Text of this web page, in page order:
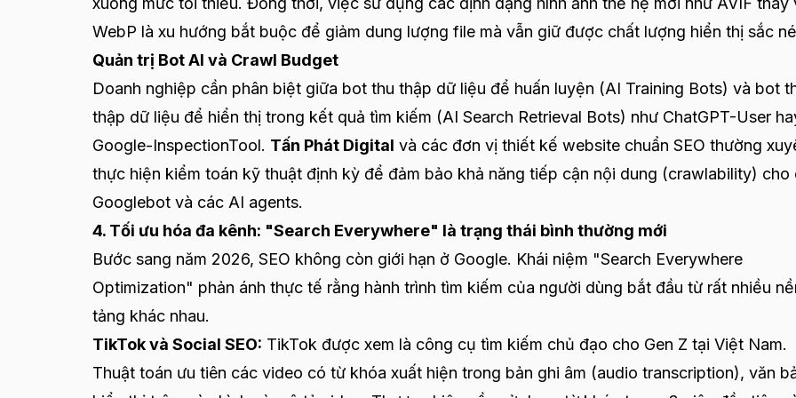
WebP là xu hướng bắt buộc để giảm dung lượng file mà vẫn giữ được chất lượng hiển thị sắc
Quản trị Bot AI và Crawl Budget
Doanh nghiệp cần phân biệt giữa bot thu thập dữ liệu để huấn luyện (AI Training Bots) và bot
thập dữ liệu để hiển thị trong kết quả tìm kiếm (AI Search Retrieval Bots) như ChatGPT-User
Google-InspectionTool. Tấn Phát Digital và các đơn vị thiết kế website chuẩn SEO thường
thực hiện kiểm toán kỹ thuật định kỳ để đảm bảo khả năng tiếp cận nội dung (crawlability) cho
Googlebot và các AI agents.
4. Tối ưu hóa đa kênh: "Search Everywhere" là trạng thái bình thường mới
Bước sang năm 2026, SEO không còn giới hạn ở Google. Khái niệm "Search Everywhere
Optimization" phản ánh thực tế rằng hành trình tìm kiếm của người dùng bắt đầu từ rất nhiều
tảng khác nhau.
TikTok và Social SEO: TikTok được xem là công cụ tìm kiếm chủ đạo cho Gen Z tại Việt Nam.
Thuật toán ưu tiên các video có từ khóa xuất hiện trong bản ghi âm (audio transcription), văn